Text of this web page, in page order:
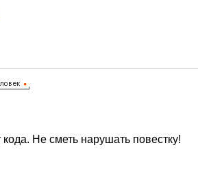
Не сметь нарушать повестку!